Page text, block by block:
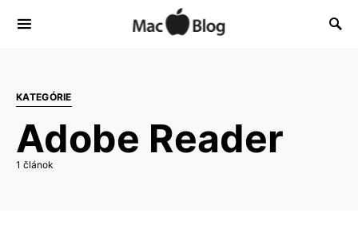
KATEGÓRIE
Adobe Reader
1 článok